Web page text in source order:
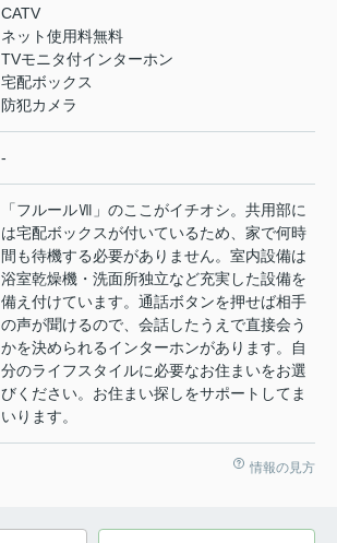
CATV
ネット使用料無料
TVモニタ付インターホン
宅配ボックス
防犯カメラ
-
「フルールⅦ」のここがイチオシ。共用部に
は宅配ボックスが付いているため、家で何時
間も待機する必要がありません。室内設備は
浴室乾燥機・洗面所独立など充実した設備を
備え付けています。通話ボタンを押せば相手
の声が聞けるので、会話したうえで直接会う
かを決められるインターホンがあります。自
分のライフスタイルに必要なお住まいをお選
びください。お住まい探しをサポートしてま
いります。
情報の見方